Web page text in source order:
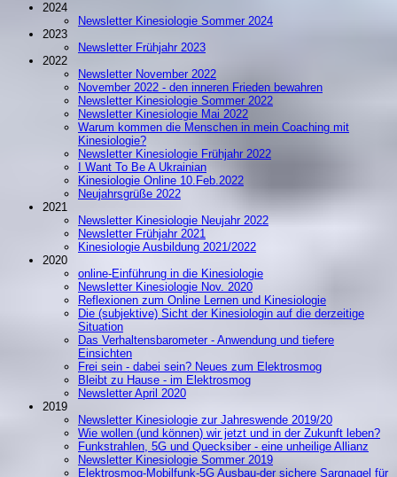
2024
Newsletter Kinesiologie Sommer 2024
2023
Newsletter Frühjahr 2023
2022
Newsletter November 2022
November 2022 - den inneren Frieden bewahren
Newsletter Kinesiologie Sommer 2022
Newsletter Kinesiologie Mai 2022
Warum kommen die Menschen in mein Coaching mit
Kinesiologie?
Newsletter Kinesiologie Frühjahr 2022
I Want To Be A Ukrainian
Kinesiologie Online 10.Feb.2022
Neujahrsgrüße 2022
2021
Newsletter Kinesiologie Neujahr 2022
Newsletter Frühjahr 2021
Kinesiologie Ausbildung 2021/2022
2020
online-Einführung in die Kinesiologie
Newsletter Kinesiologie Nov. 2020
Reflexionen zum Online Lernen und Kinesiologie
Die (subjektive) Sicht der Kinesiologin auf die derzeitige
Situation
Das Verhaltensbarometer - Anwendung und tiefere
Einsichten
Frei sein - dabei sein? Neues zum Elektrosmog
Bleibt zu Hause - im Elektrosmog
Newsletter April 2020
2019
Newsletter Kinesiologie zur Jahreswende 2019/20
Wie wollen (und können) wir jetzt und in der Zukunft leben?
Funkstrahlen, 5G und Quecksiber - eine unheilige Allianz
Newsletter Kinesiologie Sommer 2019
Elektrosmog-Mobilfunk-5G Ausbau-der sichere Sargnagel für